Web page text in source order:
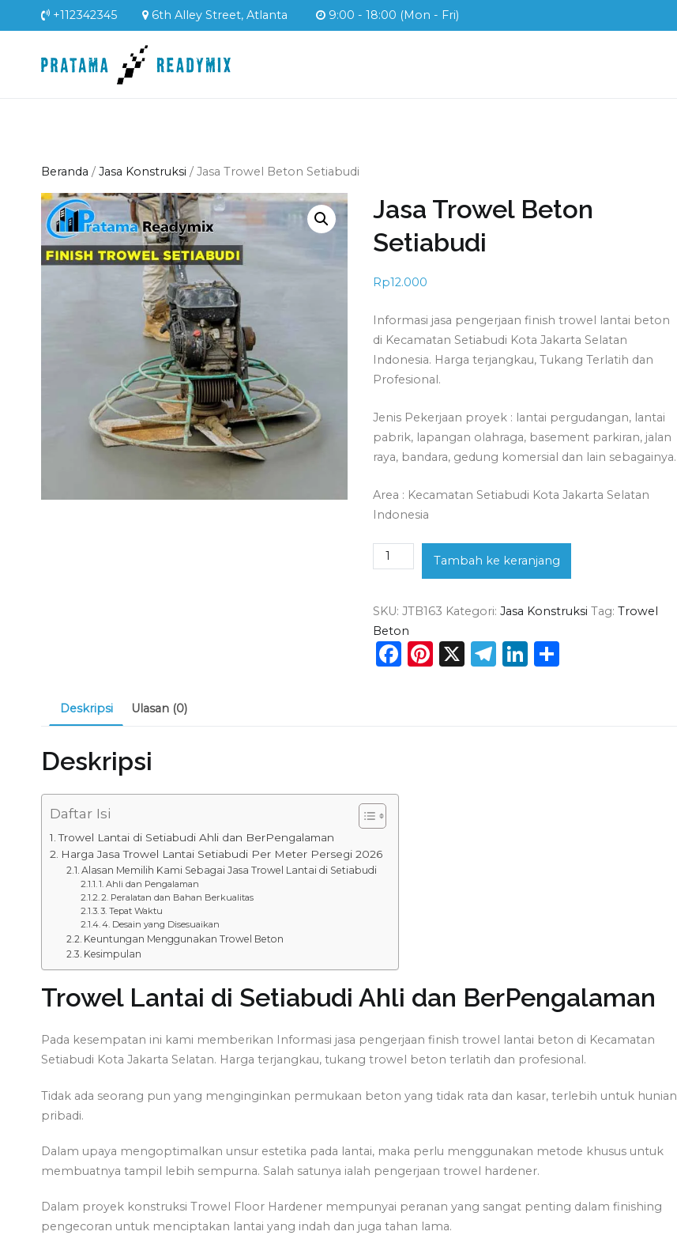
ke
+112342345 6th Alley Street, Atlanta 9:00 - 18:00 (Mon - Fri)
Beranda / Jasa Konstruksi / Jasa Trowel Beton Setiabudi
Jasa Trowel Beton
Setiabudi
Rp12.000
Informasi jasa pengerjaan finish trowel lantai beton
di Kecamatan Setiabudi Kota Jakarta Selatan
Indonesia. Harga terjangkau, Tukang Terlatih dan
Profesional.
Jenis Pekerjaan proyek : lantai pergudangan, lantai
pabrik, lapangan olahraga, basement parkiran, jalan
raya, bandara, gedung komersial dan lain sebagainya.
Area : Kecamatan Setiabudi Kota Jakarta Selatan
Indonesia
Kuantitas
Jasa
Beton
Setiabudi
Tambah ke keranjang
SKU:JTB163 Kategori:Jasa Konstruksi Tag:Trowel
Beton
Facebook
Pinterest
X Telegram
LinkedIn
Deskripsi Ulasan (0)
Deskripsi
Daftar Isi
Trowel Lantai di Setiabudi Ahli dan BerPengalaman
Harga Jasa Trowel Lantai Setiabudi Per Meter Persegi 2026
Alasan Memilih Kami Sebagai Jasa Trowel Lantai di Setiabudi
1. Ahli dan Pengalaman
2. Peralatan dan Bahan Berkualitas
3. Tepat Waktu
4. Desain yang Disesuaikan
Keuntungan Menggunakan Trowel Beton
Kesimpulan
Trowel Lantai di Setiabudi Ahli dan BerPengalaman
Pada kesempatan ini kami memberikan Informasi jasa pengerjaan finish trowel lantai beton di Kecamatan
Setiabudi Kota Jakarta Selatan. Harga terjangkau, tukang trowel beton terlatih dan profesional.
Tidak ada seorang pun yang menginginkan permukaan beton yang tidak rata dan kasar, terlebih untuk hunian
pribadi.
Dalam upaya mengoptimalkan unsur estetika pada lantai, maka perlu menggunakan metode khusus untuk
membuatnya tampil lebih sempurna. Salah satunya ialah pengerjaan trowel hardener.
Dalam proyek konstruksi Trowel Floor Hardener mempunyai peranan yang sangat penting dalam finishing
pengecoran untuk menciptakan lantai yang indah dan juga tahan lama.